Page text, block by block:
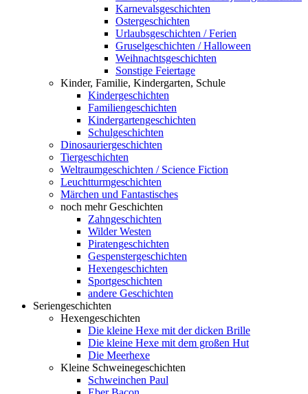
Karnevalsgeschichten
Ostergeschichten
Urlaubsgeschichten / Ferien
Gruselgeschichten / Halloween
Weihnachtsgeschichten
Sonstige Feiertage
Kinder, Familie, Kindergarten, Schule
Kindergeschichten
Familiengeschichten
Kindergartengeschichten
Schulgeschichten
Dinosauriergeschichten
Tiergeschichten
Weltraumgeschichten / Science Fiction
Leuchtturmgeschichten
Märchen und Fantastisches
noch mehr Geschichten
Zahngeschichten
Wilder Westen
Piratengeschichten
Gespenstergeschichten
Hexengeschichten
Sportgeschichten
andere Geschichten
Seriengeschichten
Hexengeschichten
Die kleine Hexe mit der dicken Brille
Die kleine Hexe mit dem großen Hut
Die Meerhexe
Kleine Schweinegeschichten
Schweinchen Paul